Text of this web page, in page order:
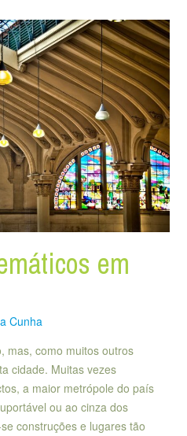
em
Cunha
mas, como muitos outros
cidade. Muitas vezes
a maior metrópole do país
ou ao cinza dos
construções e lugares tão